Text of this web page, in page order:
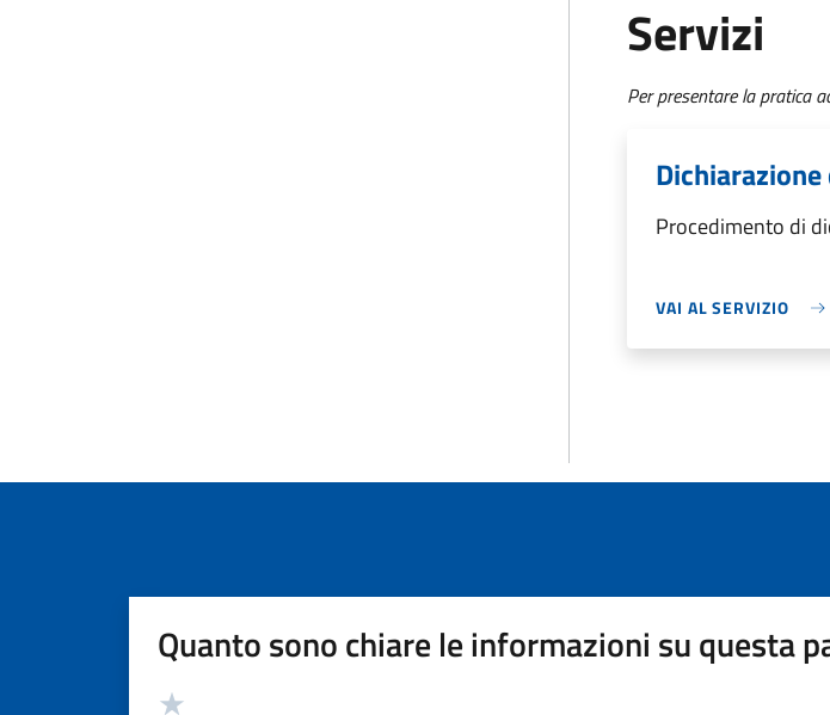
Servizi
Per presentare la pratica
Procedimento di
VAI AL SERVIZIO
Quanto sono chiare le informazioni su questa
Valutazione